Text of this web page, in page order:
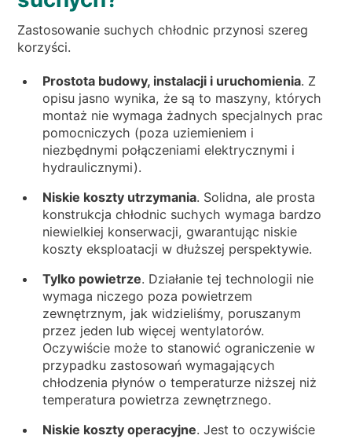
Zastosowanie suchych chłodnic przynosi szereg
korzyści.
Prostota budowy, instalacji i uruchomienia. Z
opisu jasno wynika, że są to maszyny, których
montaż nie wymaga żadnych specjalnych prac
pomocniczych (poza uziemieniem i
niezbędnymi połączeniami elektrycznymi i
hydraulicznymi).
Niskie koszty utrzymania. Solidna, ale prosta
konstrukcja chłodnic suchych wymaga bardzo
niewielkiej konserwacji, gwarantując niskie
koszty eksploatacji w dłuższej perspektywie.
Tylko powietrze. Działanie tej technologii nie
wymaga niczego poza powietrzem
zewnętrznym, jak widzieliśmy, poruszanym
przez jeden lub więcej wentylatorów.
Oczywiście może to stanowić ograniczenie w
przypadku zastosowań wymagających
chłodzenia płynów o temperaturze niższej niż
temperatura powietrza zewnętrznego.
Niskie koszty operacyjne. Jest to oczywiście